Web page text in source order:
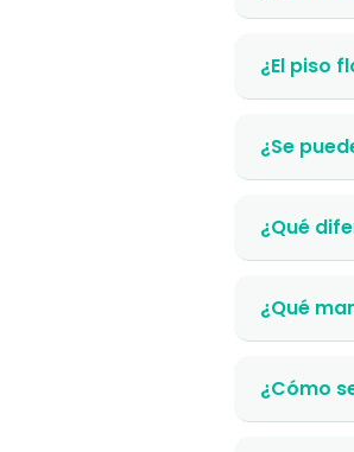
¿El piso
¿Se
¿Qué
¿Qué
¿Cómo